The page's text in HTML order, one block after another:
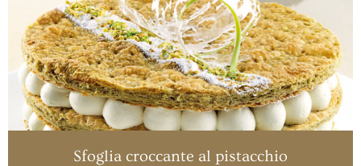
Sfoglia croccante al pistacchio